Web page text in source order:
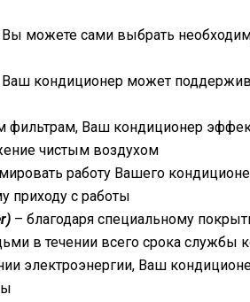
можете сами выбрать
кондиционер может
фильтрам, Ваш кондиционер
чистым воздухом
работу Вашего
приходу с работы
– благодаря специальному
в течении всего срока службы
электроэнергии, Ваш